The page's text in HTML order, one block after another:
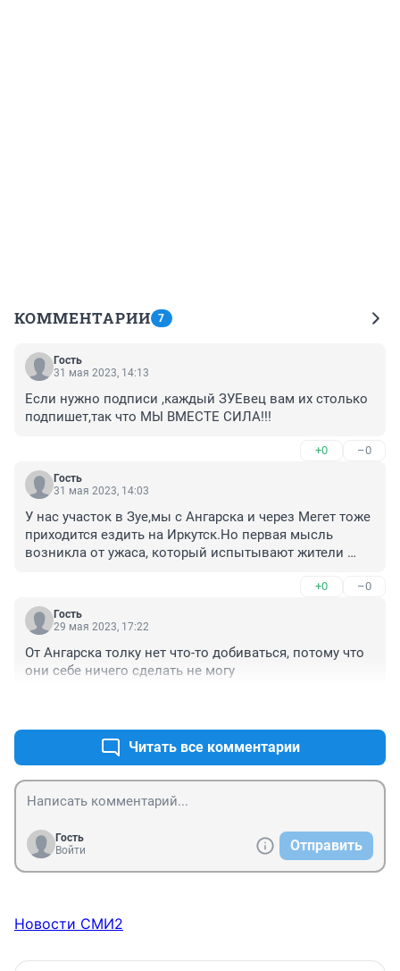
КОММЕНТАРИИ 7
Гость
31 мая 2023, 14:13
Если нужно подписи ,каждый ЗУЕвец вам их столько
подпишет,так что МЫ ВМЕСТЕ СИЛА!!!
+0 –0
Гость
31 мая 2023, 14:03
У нас участок в Зуе,мы с Ангарска и через Мегет тоже
приходится ездить на Иркутск.Но первая мысль
возникла от ужаса, который испытывают жители
мосту...ЁПЭРЭСЕТЭ...СЛОВ НЕТ,ВЛАСТИ,ВЫ ЧТО ТАМ
ПОРЕШАЛИ????Сделайте капитальный мост,если
не первый мост в России над железной
дорогой...Опять о людях в последнюю очередь
+0 –0
Гость
29 мая 2023, 17:22
От Ангарска толку нет что-то добиваться, потому что
они себе ничего сделать не могу
Читать все комментарии
Гость
Войти
Отправить
Новости СМИ2